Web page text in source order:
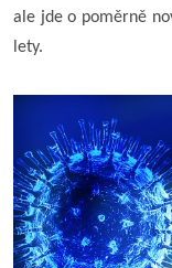
ale jde o poměrně
lety.